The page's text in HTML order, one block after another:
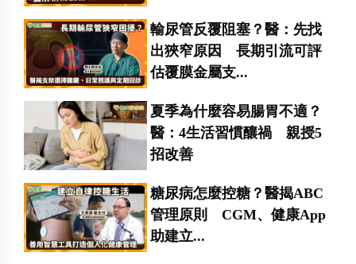
輸尿管反覆阻塞？醫：先找
出狹窄原因 長期引流可評
估覆膜金屬支...
夏季為什麼容易腸胃不適？
醫：4生活習慣釀禍 親授5
招改善
糖尿病怎麼控糖？醫揭ABC
管理原則 CGM、健康App
助建立...